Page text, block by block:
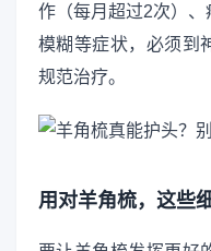
作（每月超过2次）
模糊等症状，必须到
规范治疗。
用对羊角梳，这些